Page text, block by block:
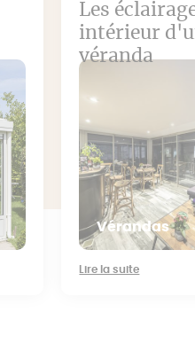
Les
intérieur
véranda
Vérandas
Lire la suite